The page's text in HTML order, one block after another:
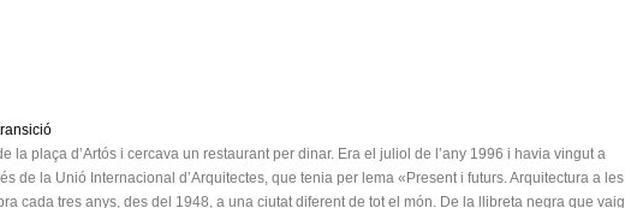
la plaça d’Artós i cercava un restaurant per dinar. Era el juliol de l’any 1996 i havia vingut a
de la Unió Internacional d’Arquitectes, que tenia per lema «Present i futurs. Arquitectura a les
cada tres anys, des del 1948, a una ciutat diferent de tot el món. De la llibreta negra que vaig